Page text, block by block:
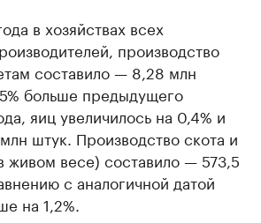
в хозяйствах всех
производство
составило — 8,28 млн
больше предыдущего
яиц увеличилось на 0,4% и
штук. Производство скота и
живом весе) составило — 573,5
с аналогичной датой
на 1,2%.